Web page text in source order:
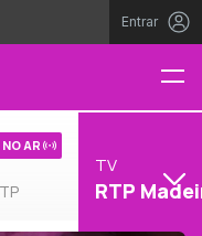
Entrar
NO AR
TV
RTP